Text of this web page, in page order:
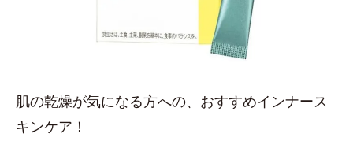
肌の乾燥が気になる方への、おすすめインナース
キンケア！